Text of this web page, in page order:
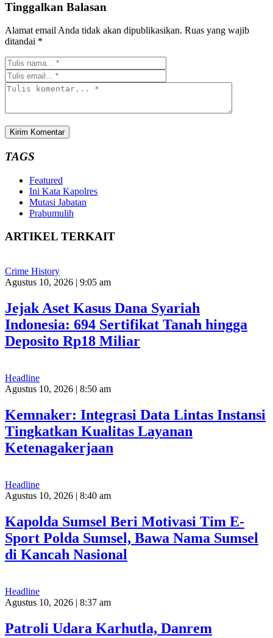
Tinggalkan Balasan
Alamat email Anda tidak akan dipublikasikan. Ruas yang wajib
ditandai *
TAGS
Featured
Ini Kata Kapolres
Mutasi Jabatan
Prabumulih
ARTIKEL TERKAIT
Crime History
Agustus 10, 2026 | 9:05 am
Jejak Aset Kasus Dana Syariah
Indonesia: 694 Sertifikat Tanah hingga
Deposito Rp18 Miliar
Headline
Agustus 10, 2026 | 8:50 am
Kemnaker: Integrasi Data Lintas Instansi
Tingkatkan Kualitas Layanan
Ketenagakerjaan
Headline
Agustus 10, 2026 | 8:40 am
Kapolda Sumsel Beri Motivasi Tim E-
Sport Polda Sumsel, Bawa Nama Sumsel
di Kancah Nasional
Headline
Agustus 10, 2026 | 8:37 am
Patroli Udara Karhutla, Danrem